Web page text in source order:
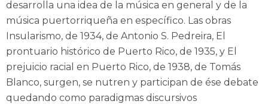
desarrolla una idea de la música en general y de la
música puertorriqueña en específico. Las obras
Insularismo, de 1934, de Antonio S. Pedreira, El
prontuario histórico de Puerto Rico, de 1935, y El
prejuicio racial en Puerto Rico, de 1938, de Tomás
Blanco, surgen, se nutren y participan de ése debate
quedando como paradigmas discursivos